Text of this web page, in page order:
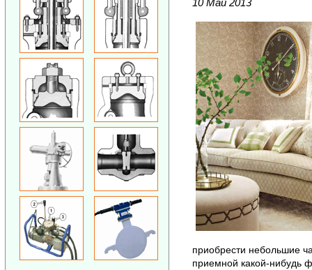
приобрести небольшие
приемной какой-нибудь